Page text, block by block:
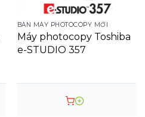
BÁN MÁY PHOTOCOPY MỚI
Máy photocopy Toshiba
e-STUDIO 357